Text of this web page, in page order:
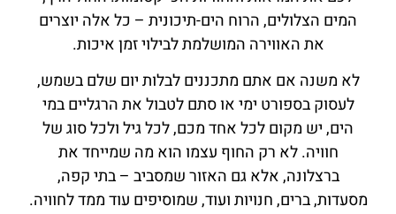
המים הצלולים, הרוח הים-תיכונית – כל אלה יוצרים
את האווירה המושלמת לבילוי זמן איכות.
לא משנה אם אתם מתכננים לבלות יום שלם בשמש,
לעסוק בספורט ימי או סתם לטבול את הרגליים במי
הים, יש מקום לכל אחד מכם, לכל גיל ולכל סוג של
חוויה. לא רק החוף עצמו הוא מה שמייחד את
ברצלונה, אלא גם האזור שמסביב – בתי קפה,
מסעדות, ברים, חנויות ועוד, שמוסיפים עוד ממד לחוויה.